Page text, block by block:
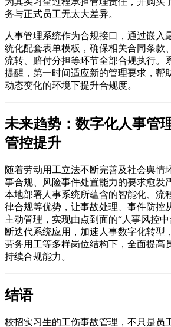
务与正式员工无太大差异。
人事管理系统作为合规接口，通过嵌入
统化配套表单模板，确保相关合同条款
流转、赔付分担等环节全部合规执行。
提醒，第一时间适应新的管理要求，帮
动态变化的环境下提升合规度。
未来趋势：数字化人事管
管控提升
随着劳动用工立法不断完善及社会舆情
事合规、风险事件处置能力的要求愈发
本地部署人事系统所蕴含的智能化、流
律合规等优势，让事故处理、事件防控
主动管理，实现由点到面的“人事风控
断迭代系统应用，加速人事数字化转型
劳务用工等多样岗位结构下，全面提高
持续合规能力。
结语
校招实习生的工伤事故管理，不只是员